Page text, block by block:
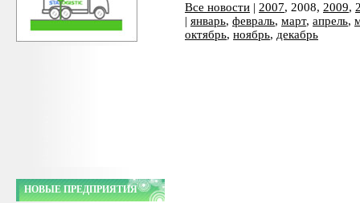
НОВЫЕ ПРЕДПРИЯТИЯ
Все новости | 2007, 2008, 2009,
| январь, февраль, март, апрель,
октябрь, ноябрь, декабрь